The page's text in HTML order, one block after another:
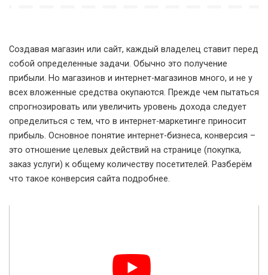
Создавая магазин или сайт, каждый владелец ставит перед
собой определенные задачи. Обычно это получение
прибыли. Но магазинов и интернет-магазинов много, и не у
всех вложенные средства окупаются. Прежде чем пытаться
спрогнозировать или увеличить уровень дохода следует
определиться с тем, что в интернет-маркетинге приносит
прибыль. Основное понятие интернет-бизнеса, конверсия –
это отношение целевых действий на странице (покупка,
заказ услуги) к общему количеству посетителей. Разберём
что такое конверсия сайта подробнее.